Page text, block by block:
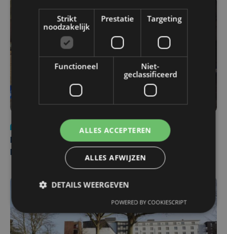
di 4 augustus | 09:32
Man en vrouw dood aangetroffen in woning in Sint-
Pieters Brugge
Strikt
noodzakelijk
Prestatie Targeting
Functioneel
Niet-
geclassificeerd
ALLES ACCEPTEREN
ALLES AFWIJZEN
DETAILS WEERGEVEN
POWERED BY COOKIESCRIPT